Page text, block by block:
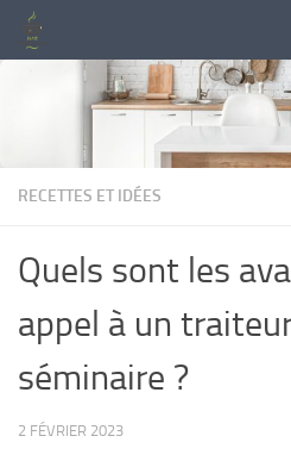
Skip to content
RECETTES ET IDÉES
Quels sont les
appel à un
séminaire ?
2 FÉVRIER 2023